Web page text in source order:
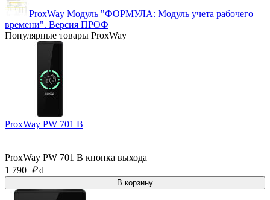
ProxWay Модуль "ФОРМУЛА: Модуль учета рабочего
времени". Версия ПРОФ
Популярные товары ProxWay
ProxWay PW 701 B
ProxWay PW 701 B кнопка выхода
1 790 ₽ d